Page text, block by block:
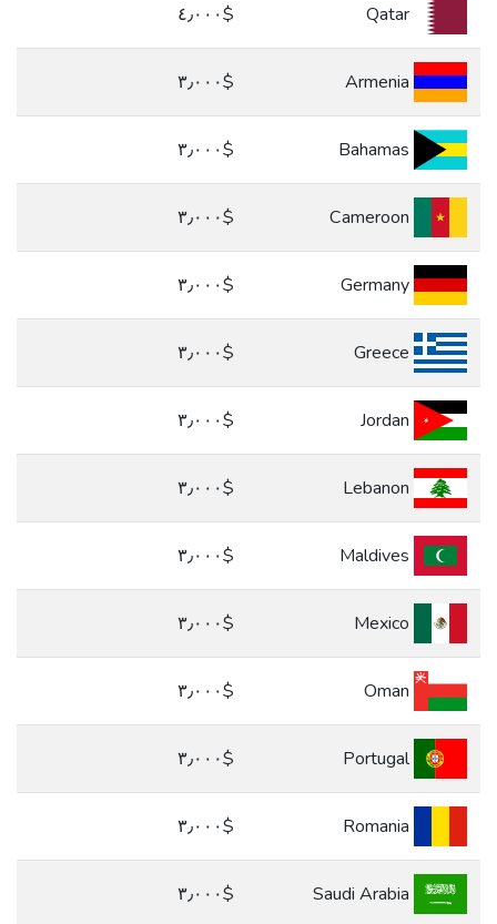
Qatar $٤٫٠٠٠
$٣٫٠٠٠
$٣٫٠٠٠
$٣٫٠٠٠
Germany $٣٫٠٠٠
$٣٫٠٠٠
$٣٫٠٠٠
$٣٫٠٠٠
$٣٫٠٠٠
$٣٫٠٠٠
$٣٫٠٠٠
Portugal $٣٫٠٠٠
$٣٫٠٠٠
$٣٫٠٠٠